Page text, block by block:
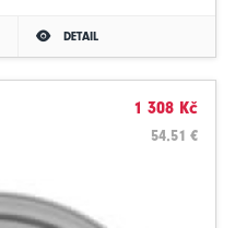
DETAIL
1 308 Kč
54.51 €